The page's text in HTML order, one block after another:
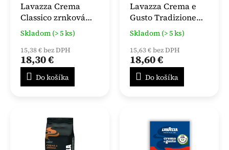
Lavazza Crema
Classico zrnková
káva 1000g
Skladom (> 5 ks)
15,38 € bez DPH
18,30 €
Do košíka
Lavazza Crema e
Gusto Tradizione
Italiana zrnková
káva 1kg
Skladom (> 5 ks)
15,63 € bez DPH
18,60 €
Do košíka